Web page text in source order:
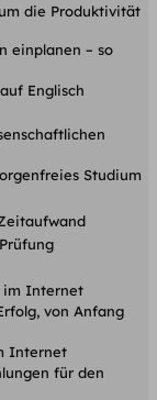
die Produktivität
einplanen – so
Englisch
Studium
im Internet
von Anfang
Internet
für den